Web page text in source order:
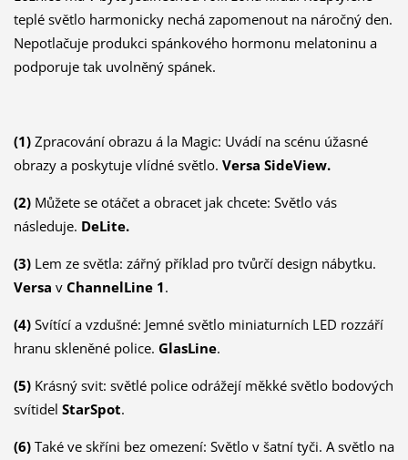
teplé světlo harmonicky nechá zapomenout na náročný den.
Nepotlačuje produkci spánkového hormonu melatoninu a
podporuje tak uvolněný spánek.
(1) Zpracování obrazu á la Magic: Uvádí na scénu úžasné
obrazy a poskytuje vlídné světlo. Versa SideView.
(2) Můžete se otáčet a obracet jak chcete: Světlo vás
následuje. DeLite.
(3) Lem ze světla: zářný příklad pro tvůrčí design nábytku.
Versa v ChannelLine 1.
(4) Svítící a vzdušné: Jemné světlo miniaturních LED rozzáří
hranu skleněné police. GlasLine.
(5) Krásný svit: světlé police odrážejí měkké světlo bodových
svítidel StarSpot.
(6) Také ve skříni bez omezení: Světlo v šatní tyči. A světlo na